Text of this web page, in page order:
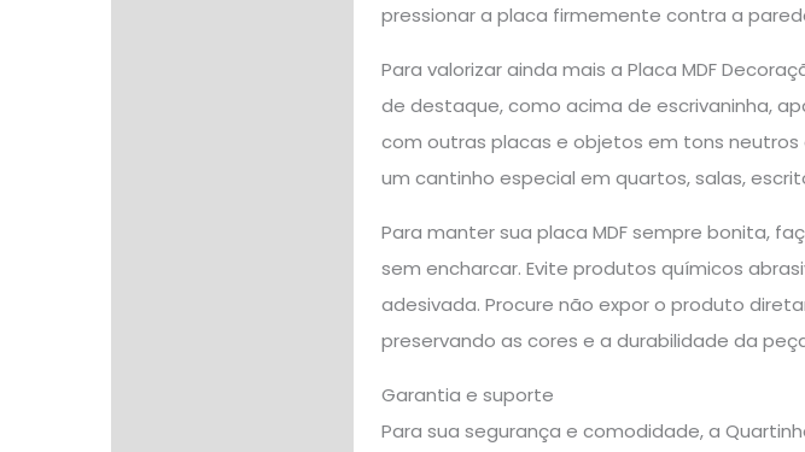
pressionar a placa firmemente contra a
Para valorizar ainda mais a Placa MDF
de destaque, como acima de escrivaninha,
com outras placas e objetos em tons
um cantinho especial em quartos, salas,
Para manter sua placa MDF sempre bonita,
sem encharcar. Evite produtos químicos
adesivada. Procure não expor o produto
preservando as cores e a durabilidade da
Garantia e suporte
Para sua segurança e comodidade, a